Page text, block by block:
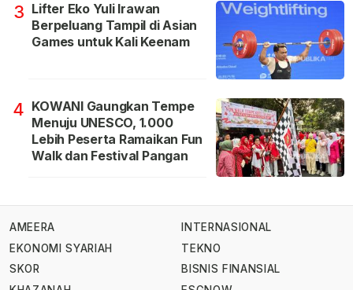
3 Lifter Eko Yuli Irawan
Berpeluang Tampil di Asian
Games untuk Kali Keenam
4 KOWANI Gaungkan Tempe
Menuju UNESCO, 1.000
Lebih Peserta Ramaikan Fun
Walk dan Festival Pangan
AMEERA
EKONOMI SYARIAH
SKOR
INTERNASIONAL
TEKNO
BISNIS FINANSIAL